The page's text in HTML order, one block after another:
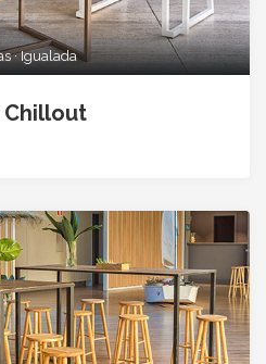
· Igualada
Chillout